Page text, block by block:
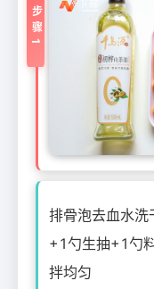
步骤1
排骨泡去血水
+1勺生抽+1勺
拌均匀